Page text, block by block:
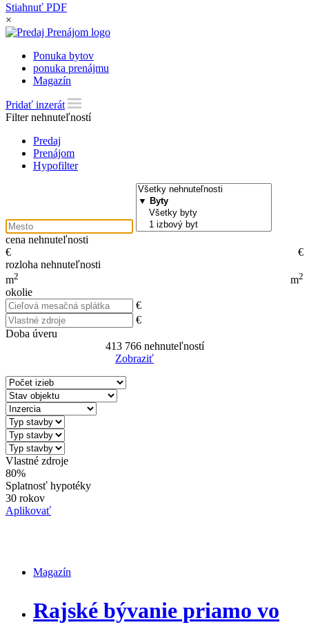
Stiahnuť PDF
×
Ponuka bytov
ponuka prenájmu
Magazín
Pridať inzerát
Filter nehnuteľností
Predaj
Prenájom
Hypofilter
cena nehnuteľnosti
€
€
rozloha nehnuteľnosti
m2 m2
okolie
€
€
Doba úveru
413 766nehnuteľností
Zobraziť
Vlastné zdroje
80%
Splatnosť hypotéky
30 rokov
Aplikovať
Magazín
Rajské bývanie priamo vo